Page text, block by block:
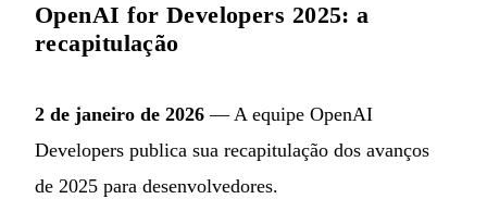
OpenAI for Developers 2025: a
recapitulação
2 de janeiro de 2026 — A equipe OpenAI
Developers publica sua recapitulação dos avanços
de 2025 para desenvolvedores.